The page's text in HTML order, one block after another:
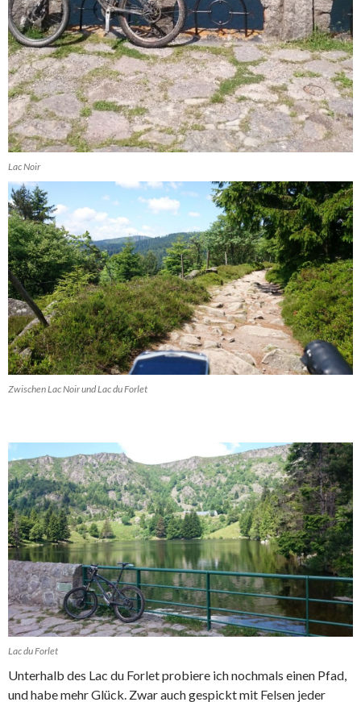
Lac Noir
Zwischen Lac Noir und Lac du Forlet
Lac du Forlet
Unterhalb des Lac du Forlet probiere ich nochmals einen Pfad,
und habe mehr Glück. Zwar auch gespickt mit Felsen jeder